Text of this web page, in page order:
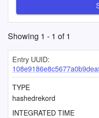
Showing 1 - 1 of1
Entry UUID:
TYPE
hashedrekord
INTEGRATED TIME